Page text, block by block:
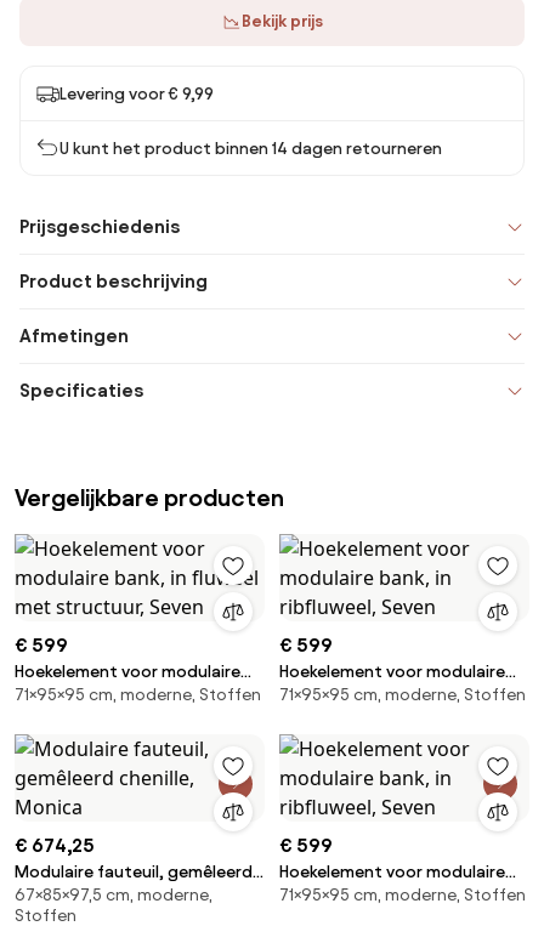
Bekijk prijs
Levering voor € 9,99
U kunt het product binnen 14 dagen retourneren
Prijsgeschiedenis
Product beschrijving
Afmetingen
Specificaties
Vergelijkbare producten
€ 599
Hoekelement voor modulaire
bank, in fluweel met structuur,
71×95×95 cm, moderne, Stoffen
€ 599
Hoekelement voor modulaire
bank, in ribfluweel, Seven
71×95×95 cm, moderne, Stoffen
€ 674,25
Modulaire fauteuil, gemêleerd
chenille, Monica
67×85×97,5 cm, moderne,
Stoffen
€ 599
Hoekelement voor modulaire
bank, in ribfluweel, Seven
71×95×95 cm, moderne, Stoffen